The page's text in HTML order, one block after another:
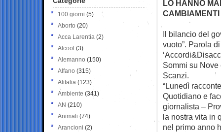
LO HANNO
Il bilancio del
vuoto”. Parola
Sommi su
Scanzi.
“Lunedì
Quotidiano e
giornalista –
la nostra vita in
nel primo anno
100 giorni (5)
Aborto (20)
Acca Larentia (2)
Alcool (3)
Alemanno (150)
Alfano (315)
Alitalia (123)
Ambiente (341)
AN (210)
Animali (74)
Arancioni (2)